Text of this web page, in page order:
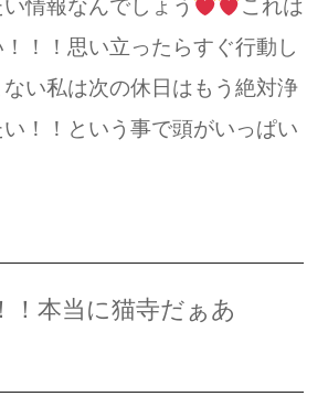
情報なんでしょう
これは
！！思い立ったらすぐ行動し
い私は次の休日はもう絶対浄
！！という事で頭がいっぱい
！本当に猫寺だぁあ